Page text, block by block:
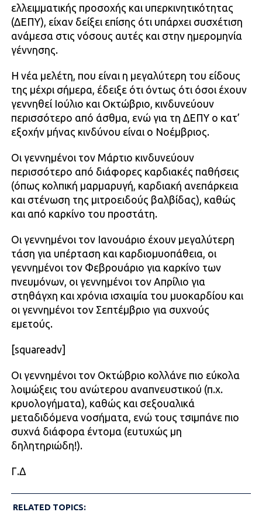
ελλειμματικής προσοχής και υπερκινητικότητας
(ΔΕΠΥ), είχαν δείξει επίσης ότι υπάρχει συσχέτιση
ανάμεσα στις νόσους αυτές και στην ημερομηνία
γέννησης.
Η νέα μελέτη, που είναι η μεγαλύτερη του είδους
της μέχρι σήμερα, έδειξε ότι όντως ότι όσοι έχουν
γεννηθεί Ιούλιο και Οκτώβριο, κινδυνεύουν
περισσότερο από άσθμα, ενώ για τη ΔΕΠΥ ο κατ’
εξοχήν μήνας κινδύνου είναι ο Νοέμβριος.
Οι γεννημένοι τον Μάρτιο κινδυνεύουν
περισσότερο από διάφορες καρδιακές παθήσεις
(όπως κολπική μαρμαρυγή, καρδιακή ανεπάρκεια
και στένωση της μιτροειδούς βαλβίδας), καθώς
και από καρκίνο του προστάτη.
Οι γεννημένοι τον Ιανουάριο έχουν μεγαλύτερη
τάση για υπέρταση και καρδιομυοπάθεια, οι
γεννημένοι τον Φεβρουάριο για καρκίνο των
πνευμόνων, οι γεννημένοι τον Απρίλιο για
στηθάγχη και χρόνια ισχαιμία του μυοκαρδίου και
οι γεννημένοι τον Σεπτέμβριο για συχνούς
εμετούς.
[squareadv]
Οι γεννημένοι τον Οκτώβριο κολλάνε πιο εύκολα
λοιμώξεις του ανώτερου αναπνευστικού (π.χ.
κρυολογήματα), καθώς και σεξουαλικά
μεταδιδόμενα νοσήματα, ενώ τους τσιμπάνε πιο
συχνά διάφορα έντομα (ευτυχώς μη
δηλητηριώδη!).
Γ.Δ
RELATED TOPICS: